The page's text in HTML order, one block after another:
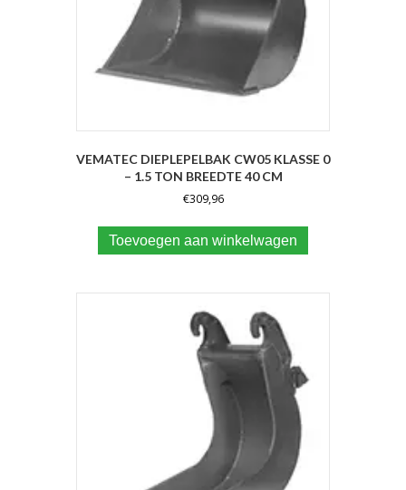
VEMATEC DIEPLEPELBAK CW05 KLASSE 0
– 1.5 TON BREEDTE 40 CM
€309,96
Toevoegen aan winkelwagen